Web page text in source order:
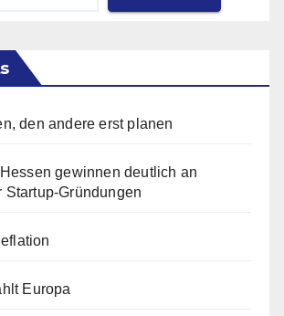
den andere erst planen
gewinnen deutlich an
Startup-Gründungen
Europa